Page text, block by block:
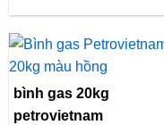
bình gas 20kg
petrovietnam